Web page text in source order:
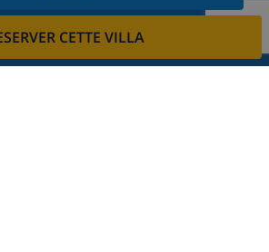
CETTE VILLA
notre newsletter et restez informé